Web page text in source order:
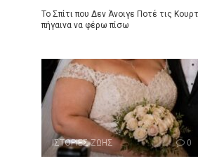
Το Σπίτι που Δεν Άνοιγε Ποτέ τις
πήγαινα να φέρω πίσω
ΙΣΤΟΡΙΕΣ ΖΩΗΣ 0